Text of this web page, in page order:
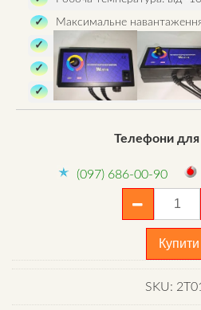
Maксимальне
Довжина кабелю
Довжина мережевого
Габарити: 77 × 40 × 143 мм.
Телефони для
(097) 686-00-90
Автоматика
для
вентилятора
RT-
Купити
SKU: